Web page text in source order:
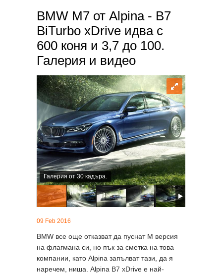
BMW M7 от Alpina - B7
BiTurbo xDrive идва с
600 коня и 3,7 до 100.
Галерия и видео
Галерия от 30 кадъра.
09 Feb 2016
BMW все още отказват да пуснат M версия
на флагмана си, но пък за сметка на това
компании, като Alpina запълват тази, да я
наречем, ниша. Alpina B7 xDrive е най-